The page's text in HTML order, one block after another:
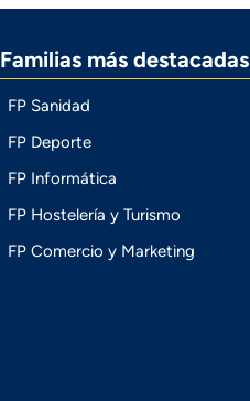
Familias más destacadas
FP Sanidad
FP Deporte
FP Informática
FP Hostelería y Turismo
FP Comercio y Marketing